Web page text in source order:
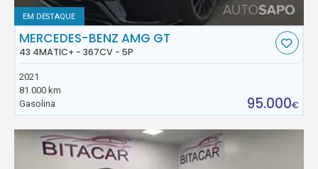
EM DESTAQUE
MERCEDES-BENZ AMG GT
43 4MATIC+ - 367CV - 5P
2021
81.000 km
Gasolina
95.000€